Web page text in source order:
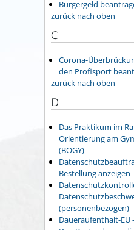
Bürgergeld
zurück nach oben
C
Corona-
den Profisport
zurück nach oben
D
Das Praktikum im
Orientierung am
(BOGY)
Bestellung anzeigen
(personenbezogen)
Daueraufenthalt-EU